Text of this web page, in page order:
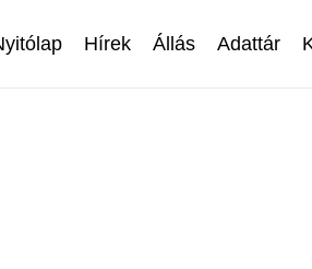
Hírek Állás Adattár